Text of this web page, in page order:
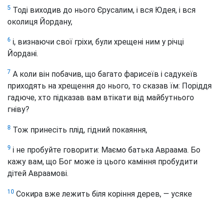
5 Тоді виходив до нього Єрусалим, і вся Юдея, і вся
околиця Йордану,
6 і, визнаючи свої гріхи, були хрещені ним у річці
Йордані.
7 А коли він побачив, що багато фарисеїв і садукеїв
приходять на хрещення до нього, то сказав їм: Поріддя
гадюче, хто підказав вам втікати від майбутнього
гніву?
8 Тож принесіть плід, гідний покаяння,
9 і не пробуйте говорити: Маємо батька Авраама. Бо
кажу вам, що Бог може із цього каміння пробудити
дітей Авраамові.
10 Сокира вже лежить біля коріння дерев, — усяке